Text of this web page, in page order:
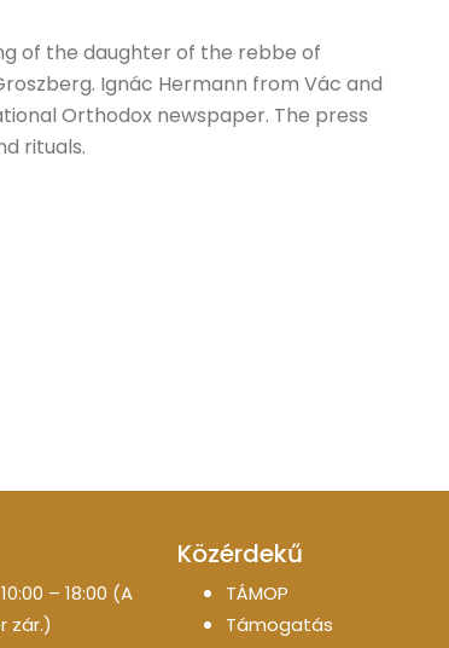
of the daughter of the rebbe of
Ignác Hermann from Vác and
Orthodox newspaper. The press
rituals.
10:00 – 18:00 (A
zár.)
Közérdekű
TÁMOP
Támogatás